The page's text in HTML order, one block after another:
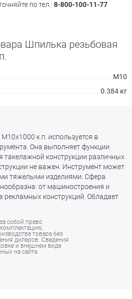
по тел.: 8-800-100-11-77
Шпилька резьбовая
М10
0.384 кг
к.п. используется в
Она выполняет функции
такелажной конструкции различных
не важен. Инструмент может
тяжелыми изделиями. Сфера
от машиностроения и
рекламных конструкций. Обладает
собой право
товара без
дилеров. Сведения
и внешнем виде
на сайте.